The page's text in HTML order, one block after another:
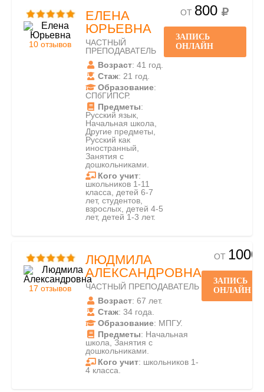
10 отзывов
ЕЛЕНА
ЮРЬЕВНА
ЧАСТНЫЙ
ПРЕПОДАВАТЕЛЬ
Возраст: 41 год.
Стаж: 21 год.
Образование:
СПбГИПСР.
Предметы:
Русский язык,
Начальная школа,
Другие предметы,
Русский как
иностранный,
Занятия с
дошкольниками.
Кого учит:
школьников 1-11
класса, детей 6-7
лет, студентов,
взрослых, детей 4-5
лет, детей 1-3 лет.
ОТ 800
ЗАПИСЬ
ОНЛАЙН
17 отзывов
ЛЮДМИЛА
АЛЕКСАНДРОВНА
ЧАСТНЫЙ ПРЕПОДАВАТЕЛЬ
Возраст: 67 лет.
Стаж: 34 года.
Образование: МПГУ.
Предметы: Начальная
школа, Занятия с
дошкольниками.
Кого учит: школьников 1-
4 класса.
ОТ 1000
ЗАПИСЬ
ОНЛАЙН